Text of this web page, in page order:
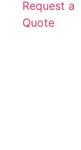
Request a
Quote